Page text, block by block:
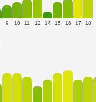
9 10 11 12 14 15 16 17 18